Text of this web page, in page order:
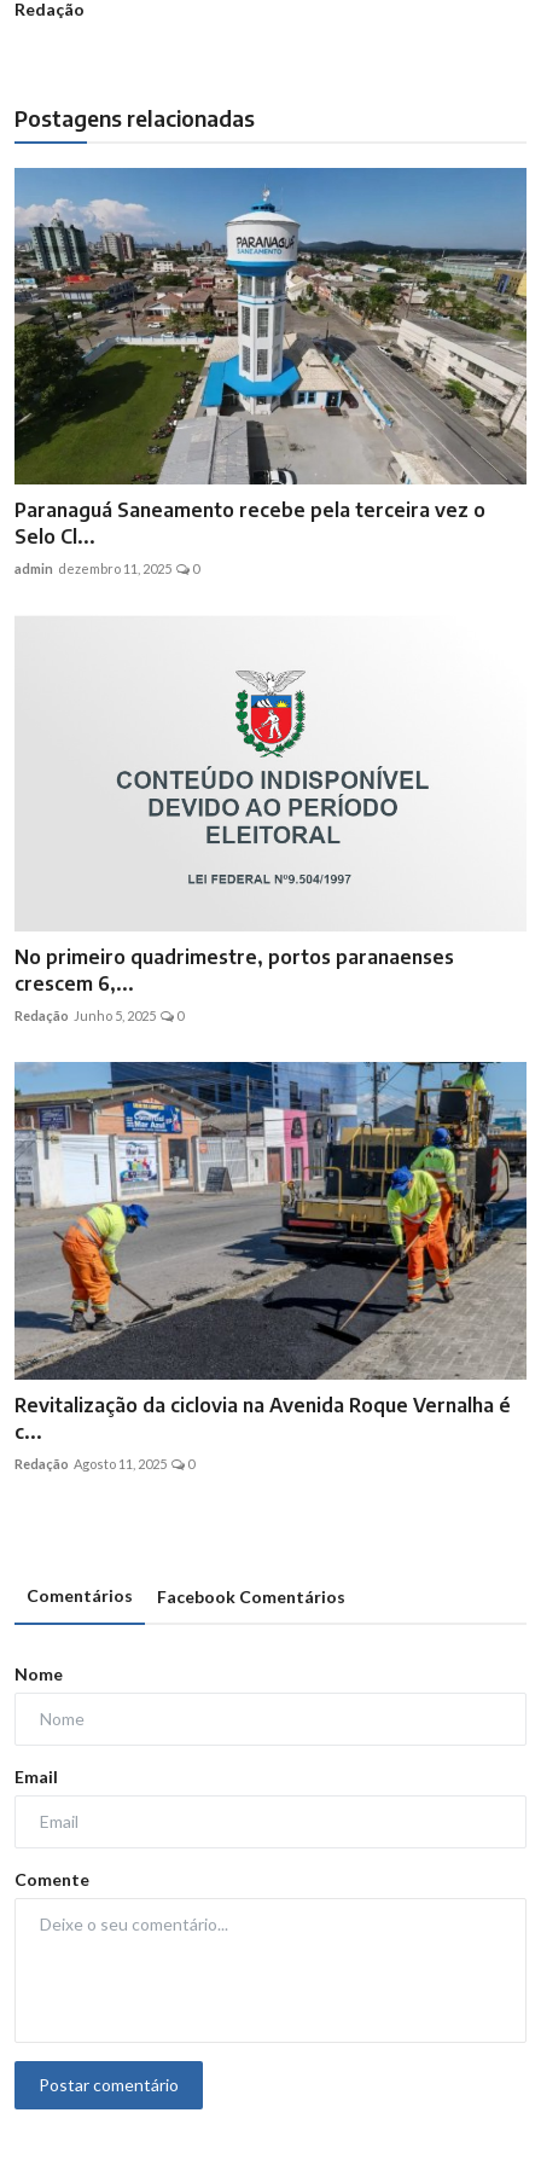
Redação
Postagens relacionadas
Paranaguá Saneamento recebe pela terceira vez o
Selo Cl...
admin dezembro 11, 2025 0
No primeiro quadrimestre, portos paranaenses
crescem 6,...
Redação Junho 5, 2025 0
Revitalização da ciclovia na Avenida Roque Vernalha é
c...
Redação Agosto 11, 2025 0
Comentários Facebook Comentários
Nome
Email
Comente
Postar comentário